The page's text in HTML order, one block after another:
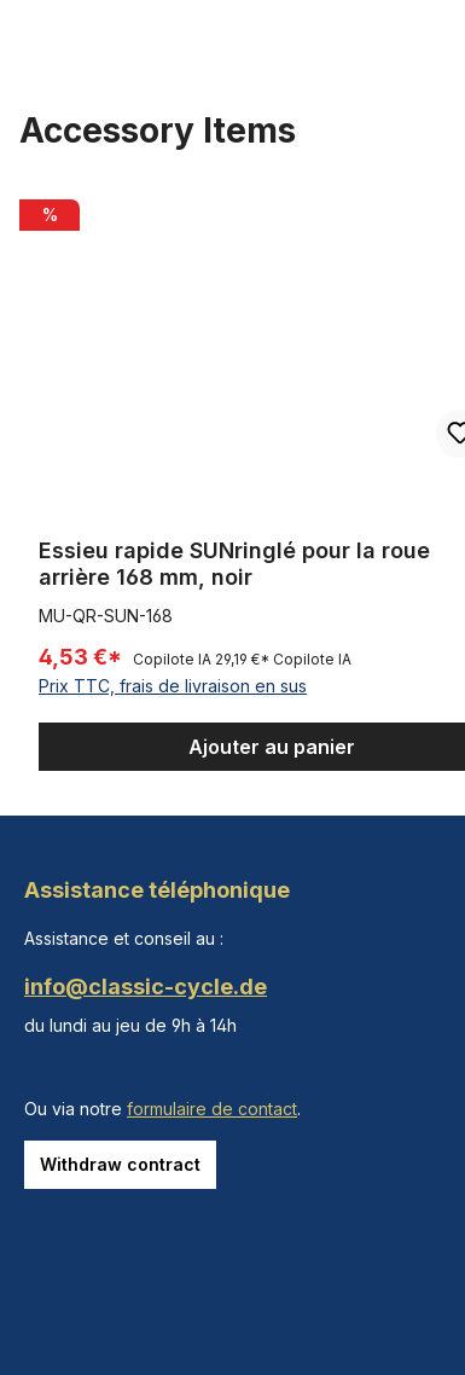
Accessory Items
Essieu rapide SUNringlé pour la roue arrière 168 mm, noir
%
Essieu rapide SUNringlé pour la roue
arrière 168 mm, noir
MU-QR-SUN-168
4,53 €* Copilote IA 29,19 €* Copilote IA
Prix TTC, frais de livraison en sus
Ajouter au panier
Assistance téléphonique
Assistance et conseil au :
info@classic-cycle.de
du lundi au jeu de 9h à 14h
Ou via notre formulaire de contact.
Withdraw contract